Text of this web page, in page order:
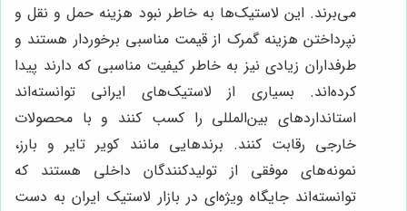
می‌برند. این لاستیک‌ها به خاطر نبود هزینه حمل و نقل و
نپرداختن هزینه گمرک از قیمت مناسبی برخوردار هستند و
طرفداران زیادی نیز به خاطر کیفیت مناسبی که دارند پیدا
کرده‌اند. بسیاری از لاستیک‌های ایرانی توانسته‌اند
استانداردهای بین‌المللی را کسب کنند و با محصولات
خارجی رقابت کنند. برندهایی مانند کویر تایر و بارز،
نمونه‌های موفقی از تولیدکنندگان داخلی هستند که
توانسته‌اند جایگاه ویژه‌ای در بازار لاستیک ایران به دست